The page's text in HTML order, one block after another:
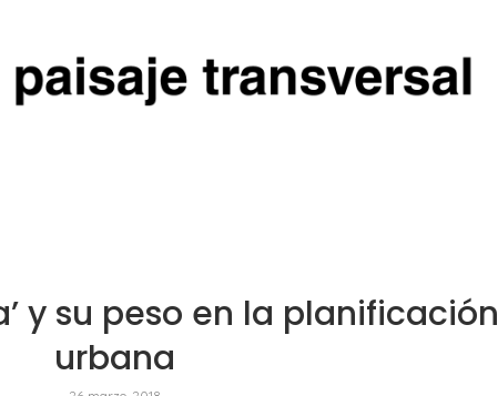
y su peso en la planificación
urbana